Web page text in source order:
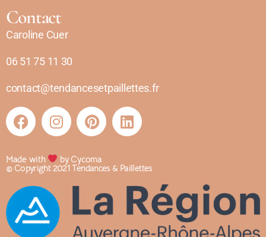
Contact
Caroline Cuer
06 51 75 11 30
contact@tendancesetpaillettes.fr
Made with by Cycoma
© Copyright 2021 Tendances & Paillettes